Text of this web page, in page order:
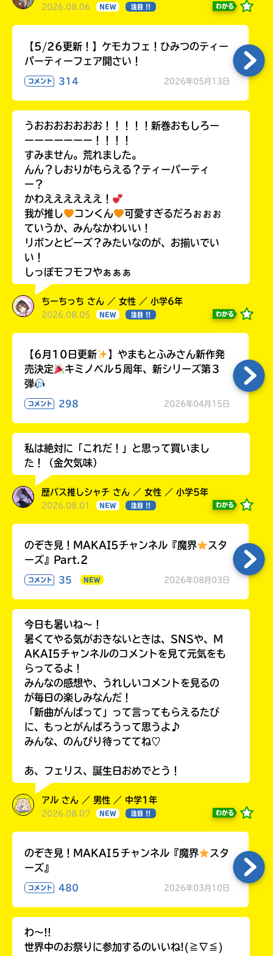
2026.08.06 NEW 注目 !! わかる
【5/26更新！】ケモカフェ！ひみつのティー
パーティーフェア開さい！
コメント 314 2026年05月13日
うおおおおおおお！！！！！新巻おもしろー
ーーーーーーー！！！！
すみません。荒れました。
んん？しおりがもらえる？ティーパーティ
ー？
かわええええええ！
我が推し
コンくん
可愛すぎるだろぉぉぉ
ていうか、みんなかわいい！
リボンとビーズ？みたいなのが、お揃いでい
い！
しっぽモフモフやぁぁぁ
ちーちっち さん ／ 女性 ／ 小学6年
2026.08.05 NEW 注目 !! わかる
【6月10日更新
】やまもとふみさん新作発
売決定
キミノベル５周年、新シリーズ第３
弾
コメント 298 2026年04月15日
私は絶対に「これだ！」と思って買いまし
た！（金欠気味）
歴バス推しシャチ さん ／ 女性 ／ 小学5年
2026.08.01 NEW 注目 !! わかる
のぞき見！MAKAI5チャンネル『魔界
スタ
ーズ』Part.2
コメント 35 NEW 2026年08月03日
今日も暑いね〜！
暑くてやる気がおきないときは、SNSや、M
AKAI5チャンネルのコメントを見て元気をも
らってるよ！
みんなの感想や、うれしいコメントを見るの
が毎日の楽しみなんだ！
「新曲がんばって」って言ってもらえるたび
に、もっとがんばろうって思うよ♪
みんな、のんびり待っててね♡
あ、フェリス、誕生日おめでとう！
アル さん ／ 男性 ／ 中学1年
2026.08.07 NEW 注目 !! わかる
のぞき見！MAKAI５チャンネル『魔界
スタ
ーズ』
コメント 480 2026年03月10日
わ〜!!
世界中のお祭りに参加するのいいね!(≧∇≦)